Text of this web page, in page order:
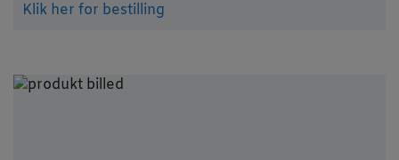
Klik her for bestilling